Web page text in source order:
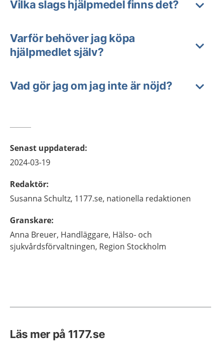
Vilka slags hjälpmedel finns det?
Varför behöver jag köpa
hjälpmedlet själv?
Vad gör jag om jag inte är nöjd?
Senast uppdaterad:
2024-03-19
Redaktör:
Susanna Schultz, 1177.se, nationella redaktionen
Granskare:
Anna Breuer, Handläggare, Hälso- och
sjukvårdsförvaltningen, Region Stockholm
Läs mer på 1177.se